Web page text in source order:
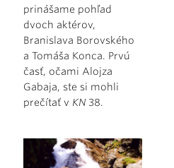
prinášame pohľad
dvoch aktérov,
Branislava Borovského
a Tomáša Konca. Prvú
časť, očami Alojza
Gabaja, ste si mohli
prečítať v KN 38.